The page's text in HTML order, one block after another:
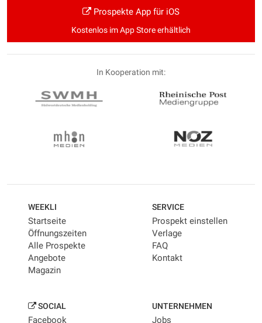
Prospekte App für iOS
Kostenlos im App Store erhältlich
In Kooperation mit:
WEEKLI
Startseite
Öffnungszeiten
Alle Prospekte
Angebote
Magazin
SERVICE
Prospekt einstellen
Verlage
FAQ
Kontakt
SOCIAL
Facebook
UNTERNEHMEN
Jobs